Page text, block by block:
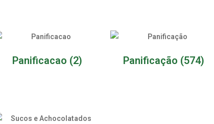
Panificacao (2) Panificação (574)